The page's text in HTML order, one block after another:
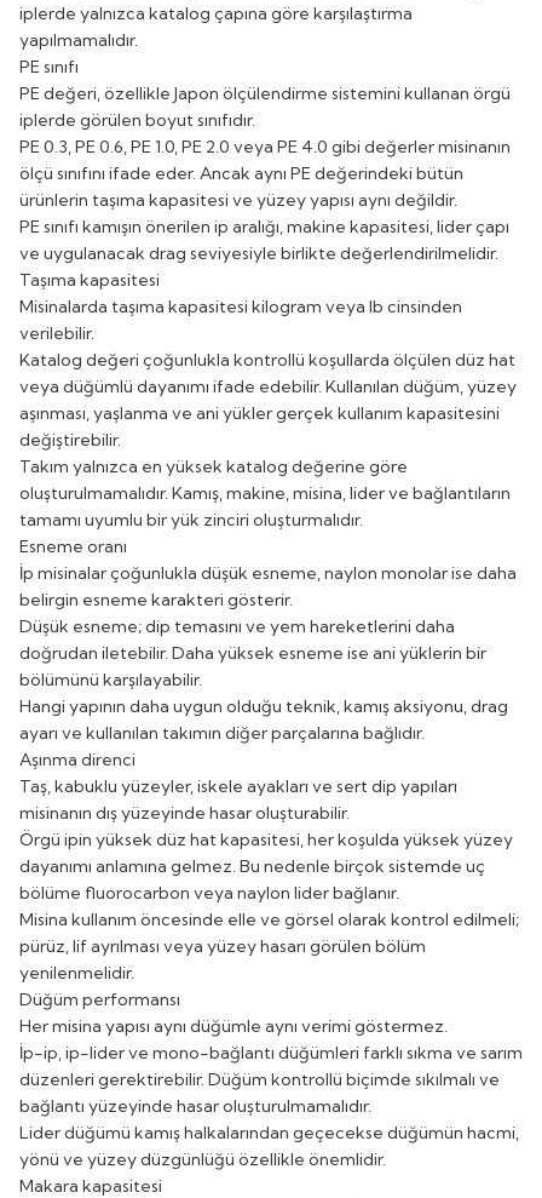
iplerde yalnızca katalog çapına göre karşılaştırma
yapılmamalıdır.
PE sınıfı
PE değeri, özellikle Japon ölçülendirme sistemini kullanan örgü
iplerde görülen boyut sınıfıdır.
PE 0.3, PE 0.6, PE 1.0, PE 2.0 veya PE 4.0 gibi değerler misinanın
ölçü sınıfını ifade eder. Ancak aynı PE değerindeki bütün
ürünlerin taşıma kapasitesi ve yüzey yapısı aynı değildir.
PE sınıfı kamışın önerilen ip aralığı, makine kapasitesi, lider çapı
ve uygulanacak drag seviyesiyle birlikte değerlendirilmelidir.
Taşıma kapasitesi
Misinalarda taşıma kapasitesi kilogram veya lb cinsinden
verilebilir.
Katalog değeri çoğunlukla kontrollü koşullarda ölçülen düz hat
veya düğümlü dayanımı ifade edebilir. Kullanılan düğüm, yüzey
aşınması, yaşlanma ve ani yükler gerçek kullanım kapasitesini
değiştirebilir.
Takım yalnızca en yüksek katalog değerine göre
oluşturulmamalıdır. Kamış, makine, misina, lider ve bağlantıların
tamamı uyumlu bir yük zinciri oluşturmalıdır.
Esneme oranı
İp misinalar çoğunlukla düşük esneme, naylon monolar ise daha
belirgin esneme karakteri gösterir.
Düşük esneme; dip temasını ve yem hareketlerini daha
doğrudan iletebilir. Daha yüksek esneme ise ani yüklerin bir
bölümünü karşılayabilir.
Hangi yapının daha uygun olduğu teknik, kamış aksiyonu, drag
ayarı ve kullanılan takımın diğer parçalarına bağlıdır.
Aşınma direnci
Taş, kabuklu yüzeyler, iskele ayakları ve sert dip yapıları
misinanın dış yüzeyinde hasar oluşturabilir.
Örgü ipin yüksek düz hat kapasitesi, her koşulda yüksek yüzey
dayanımı anlamına gelmez. Bu nedenle birçok sistemde uç
bölüme fluorocarbon veya naylon lider bağlanır.
Misina kullanım öncesinde elle ve görsel olarak kontrol edilmeli;
pürüz, lif ayrılması veya yüzey hasarı görülen bölüm
yenilenmelidir.
Düğüm performansı
Her misina yapısı aynı düğümle aynı verimi göstermez.
İp-ip, ip-lider ve mono-bağlantı düğümleri farklı sıkma ve sarım
düzenleri gerektirebilir. Düğüm kontrollü biçimde sıkılmalı ve
bağlantı yüzeyinde hasar oluşturulmamalıdır.
Lider düğümü kamış halkalarından geçecekse düğümün hacmi,
yönü ve yüzey düzgünlüğü özellikle önemlidir.
Makara kapasitesi